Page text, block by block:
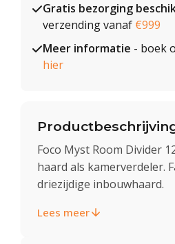
Gratis bezorging
verzending vanaf €999
Meer informatie - boek
hier
Foco Myst Room Divider
haard als kamerverdeler.
driezijdige inbouwhaard.
Lees meer